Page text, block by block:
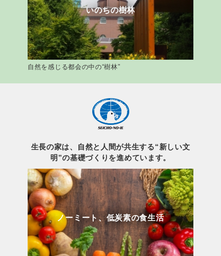
いのちの樹林
自然を感じる都会の中の“樹林”
生長の家は、自然と人間が共生する“新しい文
明”の基礎づくりを進めています。
ノーミート、低炭素の食生活